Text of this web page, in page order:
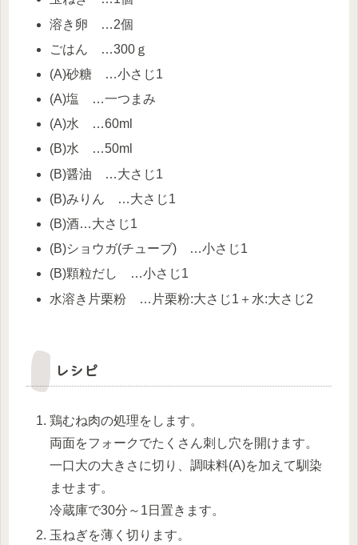
溶き卵 …2個
ごはん …300ｇ
(A)砂糖 …小さじ1
(A)塩 …一つまみ
(A)水 …60ml
(B)水 …50ml
(B)醤油 …大さじ1
(B)みりん …大さじ1
(B)酒…大さじ1
(B)ショウガ(チューブ) …小さじ1
(B)顆粒だし …小さじ1
水溶き片栗粉 …片栗粉:大さじ1＋水:大さじ2
レシピ
鶏むね肉の処理をします。
両面をフォークでたくさん刺し穴を開けます。
一口大の大きさに切り、調味料(A)を加えて馴染
ませます。
冷蔵庫で30分～1日置きます。
玉ねぎを薄く切ります。